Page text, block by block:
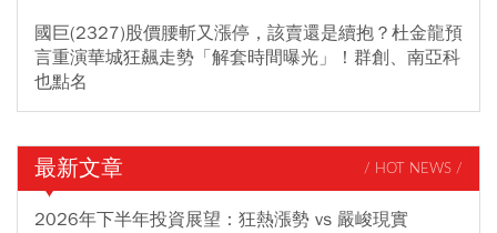
國巨(2327)股價腰斬又漲停，該賣還是續抱？杜金龍預
言重演華城狂飆走勢「解套時間曝光」！群創、南亞科
也點名
最新文章 / HOT NEWS /
2026年下半年投資展望：狂熱漲勢 vs 嚴峻現實